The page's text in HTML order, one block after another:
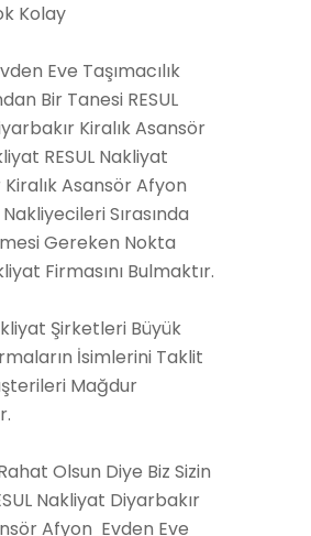
Kolay
Eve Taşımacılık
Bir Tanesi RESUL
Kiralık Asansör
RESUL Nakliyat
Asansör Afyon
Sırasında
Gereken Nokta
Firmasını Bulmaktır.
Şirketleri Büyük
İsimlerini Taklit
Mağdur
Olsun Diye Biz Sizin
Nakliyat Diyarbakır
Afyon Evden Eve